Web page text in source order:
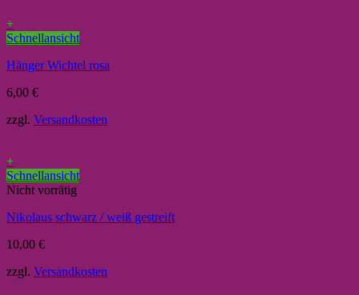
+
Schnellansicht
Hänger Wichtel rosa
6,00 €
zzgl. Versandkosten
+
Schnellansicht
Nicht vorrätig
Nikolaus schwarz / weiß gestreift
10,00 €
zzgl. Versandkosten